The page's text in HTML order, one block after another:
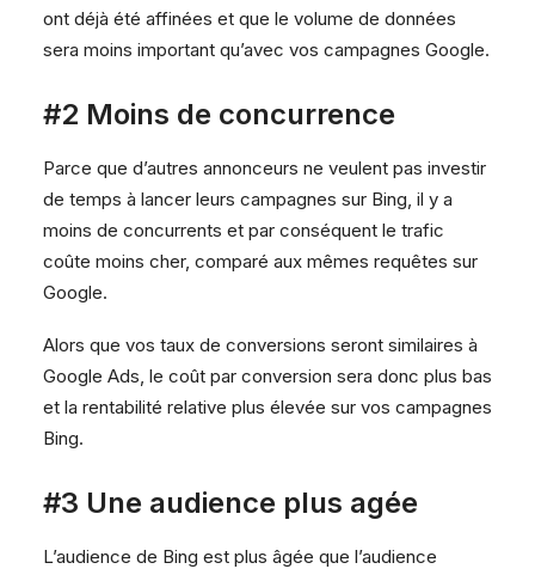
ont déjà été affinées et que le volume de données
sera moins important qu’avec vos campagnes Google.
#2 Moins de concurrence
Parce que d’autres annonceurs ne veulent pas investir
de temps à lancer leurs campagnes sur Bing, il y a
moins de concurrents et par conséquent le trafic
coûte moins cher, comparé aux mêmes requêtes sur
Google.
Alors que vos taux de conversions seront similaires à
Google Ads, le coût par conversion sera donc plus bas
et la rentabilité relative plus élevée sur vos campagnes
Bing.
#3 Une audience plus agée
L’audience de Bing est plus âgée que l’audience